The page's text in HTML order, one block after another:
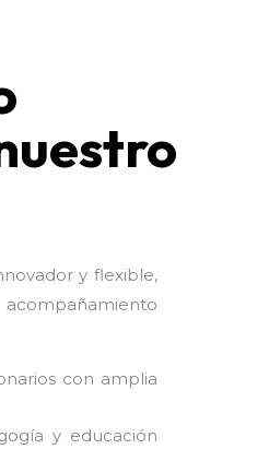
y flexible,
con amplia
y educación